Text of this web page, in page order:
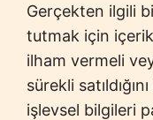
Gerçekten ilgili
tutmak için
ilham vermeli
sürekli
işlevsel bilgileri